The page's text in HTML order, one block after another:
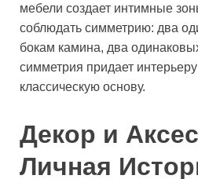
мебели создает интимные
соблюдать симметрию: два
бокам камина, два
симметрия придает
классическую основу.
Декор и
Личная